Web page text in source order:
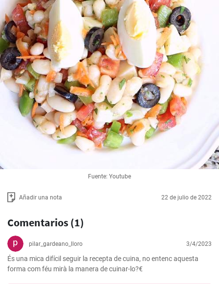
Fuente: Youtube
Añadir una nota 22 de julio de 2022
Comentarios (1)
pilar_gardeano_lloro 3/4/2023
És una mica difícil seguir la recepta de cuina, no entenc aquesta
forma com féu mirà la manera de cuinar-lo?€